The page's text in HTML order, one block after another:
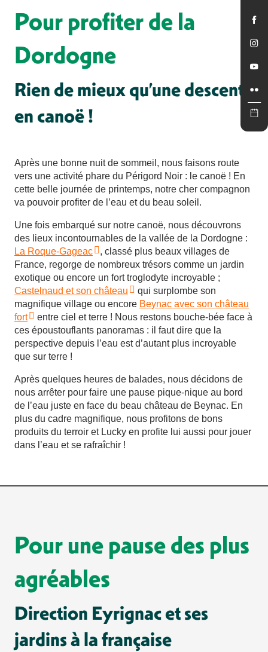
Pour profiter de la
Dordogne
Rien de mieux qu’une descente
en canoë !
Après une bonne nuit de sommeil, nous faisons route
vers une activité phare du Périgord Noir : le canoë ! En
cette belle journée de printemps, notre cher compagnon
va pouvoir profiter de l’eau et du beau soleil.
Une fois embarqué sur notre canoë, nous découvrons
des lieux incontournables de la vallée de la Dordogne :
La Roque-Gageac
, classé plus beaux villages de
France, regorge de nombreux trésors comme un jardin
exotique ou encore un fort troglodyte incroyable ;
Castelnaud et son château
qui surplombe son
magnifique village ou encore Beynac avec son château
fort
entre ciel et terre ! Nous restons bouche-bée face à
ces époustouflants panoramas : il faut dire que la
perspective depuis l’eau est d’autant plus incroyable
que sur terre !
Après quelques heures de balades, nous décidons de
nous arrêter pour faire une pause pique-nique au bord
de l’eau juste en face du beau château de Beynac. En
plus du cadre magnifique, nous profitons de bons
produits du terroir et Lucky en profite lui aussi pour jouer
dans l’eau et se rafraîchir !
Pour une pause des plus
agréables
Direction Eyrignac et ses
jardins à la française